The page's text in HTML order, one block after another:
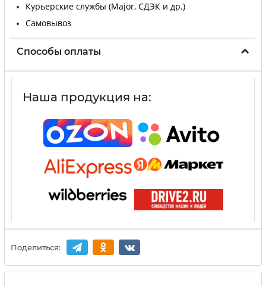
Курьерские службы (Major, СДЭК и др.)
Самовывоз
Способы оплаты
Наша продукция на:
Поделиться: